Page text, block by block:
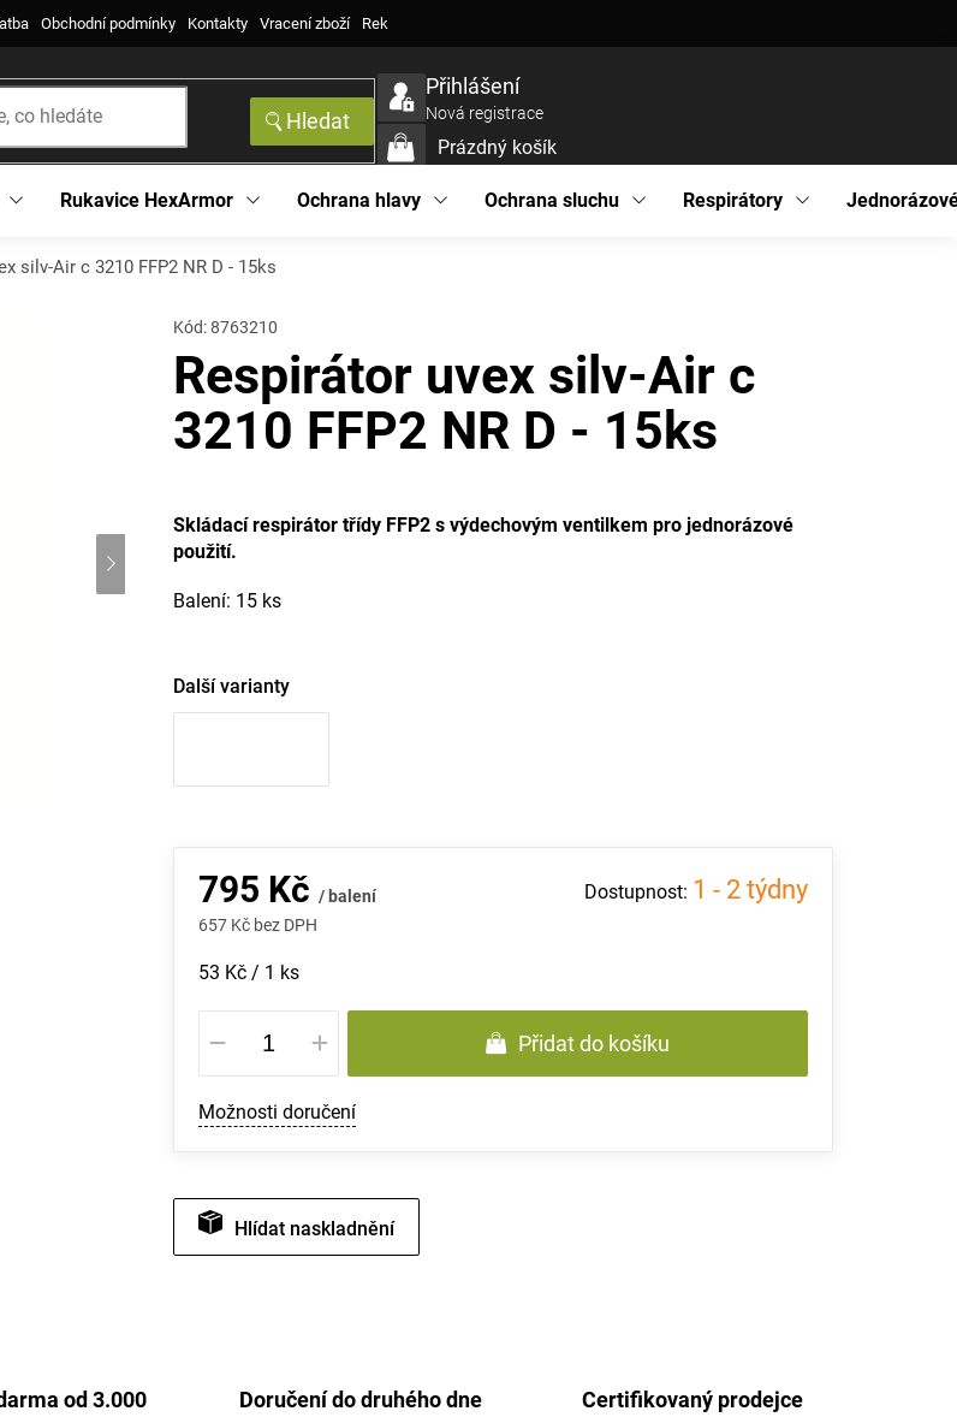
Obchodní podmínky Kontakty Vracení zboží Reklamace zboží
Hledat
Přihlášení
Nová registrace
NÁKUPNÍ
KOŠÍK
Prázdný košík
Rukavice HexArmor Ochrana hlavy Ochrana sluchu Respirátory
silv-Air c 3210 FFP2 NR D - 15ks
Respirátor uvex silv-Air c
3210 FFP2 NR D - 15ks
Kód:8763210
Skládací respirátor třídy FFP2 s výdechovým ventilkem pro jednorázové
použití.
Balení: 15 ks
Další varianty
795 Kč / balení
657 Kč bez DPH
Měrná
cena:
53 Kč / 1 ks
1 - 2 týdny
Přidat do košíku
Možnosti doručení
Hlídat
od 3.000
Doručení do druhého dne Certifikovaný prodejce